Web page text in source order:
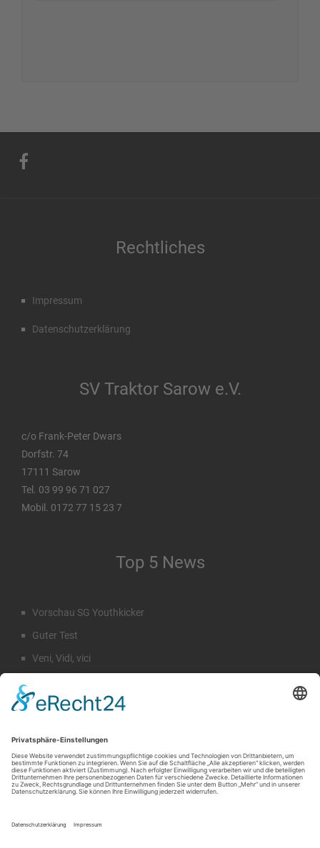
Rechtliches
Impressum
Datenschutzerklärung
SV Traktor Sarow e.V.
c/o Frank-Peter Dwars
Dorfstr. 74
17111 Sarow
Tel. 03 99 96 71 027
Mobil. 0172 77 15 23 7
Top 5 News
Vorschau SG Youthkicker
Guter Test
Veni, Vidi, vici
Rückblick Sommercamp
Suche